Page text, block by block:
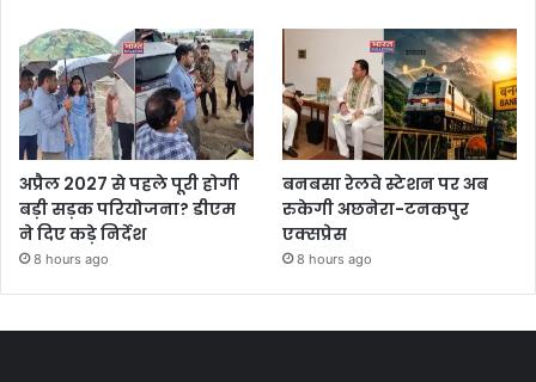
अप्रैल 2027 से पहले पूरी होगी
बड़ी सड़क परियोजना? डीएम
ने दिए कड़े निर्देश
8 hours ago
बनबसा रेलवे स्टेशन पर अब
रुकेगी अछनेरा-टनकपुर
एक्सप्रेस
8 hours ago